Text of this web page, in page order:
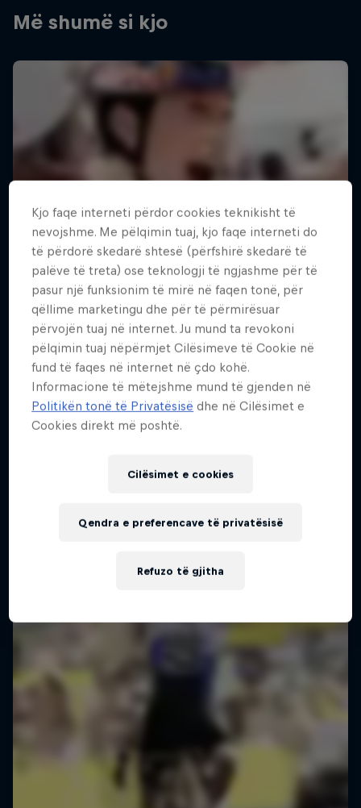
Më shumë si kjo
Kjo faqe interneti përdor cookies teknikisht të
nevojshme. Me pëlqimin tuaj, kjo faqe interneti do
të përdorë skedarë shtesë (përfshirë skedarë të
palëve të treta) ose teknologji të ngjashme për të
pasur një funksionim të mirë në faqen tonë, për
qëllime marketingu dhe për të përmirësuar
përvojën tuaj në internet. Ju mund ta revokoni
pëlqimin tuaj nëpërmjet Cilësimeve të Cookie në
fund të faqes në internet në çdo kohë.
Informacione të mëtejshme mund të gjenden në
Politikën tonë të Privatësisë dhe në Cilësimet e
Cookies direkt më poshtë.
Cilësimet e cookies
Refuzo të gjitha
Qendra e preferencave të privatësisë